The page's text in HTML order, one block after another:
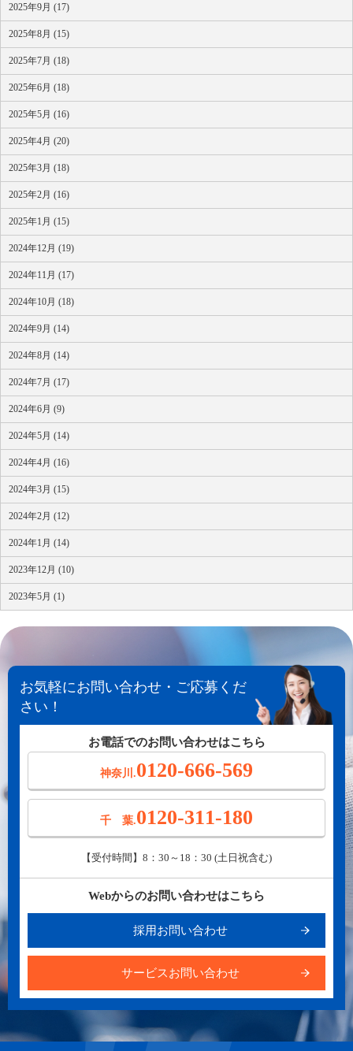
2025年9月 (17)
2025年8月 (15)
2025年7月 (18)
2025年6月 (18)
2025年5月 (16)
2025年4月 (20)
2025年3月 (18)
2025年2月 (16)
2025年1月 (15)
2024年12月 (19)
2024年11月 (17)
2024年10月 (18)
2024年9月 (14)
2024年8月 (14)
2024年7月 (17)
2024年6月 (9)
2024年5月 (14)
2024年4月 (16)
2024年3月 (15)
2024年2月 (12)
2024年1月 (14)
2023年12月 (10)
2023年5月 (1)
お気軽にお問い合わせ・ご応募くだ
さい！
お電話でのお問い合わせはこちら
神奈川.0120-666-569
千 葉.0120-311-180
【受付時間】8：30～18：30 (土日祝含む)
Webからのお問い合わせはこちら
採用お問い合わせ
サービスお問い合わせ